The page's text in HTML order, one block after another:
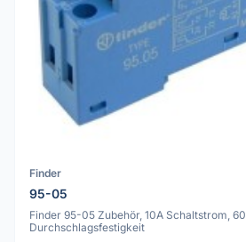
Finder
95-05
Finder 95-05 Zubehör, 10A Schaltstrom,
Durchschlagsfestigkeit